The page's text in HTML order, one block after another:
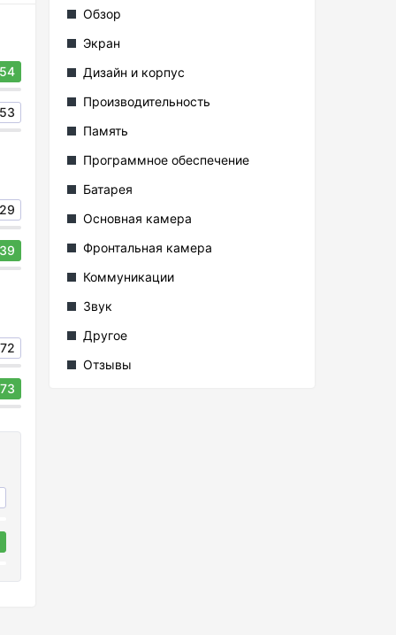
54
53
29
39
72
73
Обзор
Экран
Дизайн и корпус
Производительность
Память
Программное обеспечение
Батарея
Основная камера
Фронтальная камера
Коммуникации
Звук
Другое
Отзывы